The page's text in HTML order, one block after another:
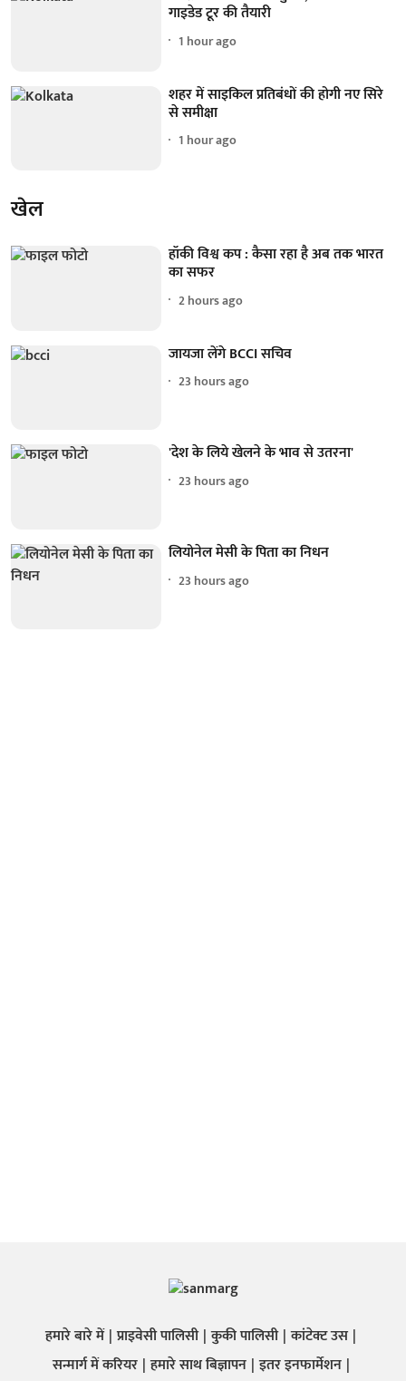
गाइडेड टूर की तैयारी
1 hour ago
शहर में साइकिल प्रतिबंधों की होगी नए सिरे
से समीक्षा
1 hour ago
खेल
हॉकी विश्व कप : कैसा रहा है अब तक भारत
का सफर
2 hours ago
जायजा लेंगे BCCI सचिव
23 hours ago
'देश के लिये खेलने के भाव से उतरना'
23 hours ago
लियोनेल मेसी के पिता का निधन
23 hours ago
हमारे बारे में प्राइवेसी पालिसी कुकी पालिसी कांटेक्ट उस
सन्मार्ग में करियर हमारे साथ बिज्ञापन इतर इनफार्मेशन